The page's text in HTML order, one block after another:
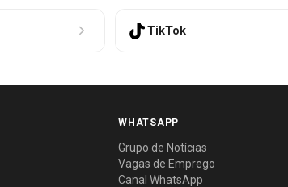
TikTok
WHATSAPP
Grupo de Notícias
Vagas de Emprego
Canal WhatsApp